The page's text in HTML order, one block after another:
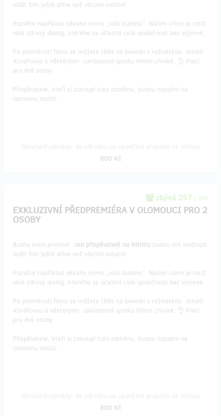
vidět film ještě dříve než všichni ostatní.
Pozvěte například někoho mimo „vaši bublinu“. Našim cílem je totiž
vést zdravý dialog, kterého se účastní celá společnost bez výjimek.
Po promítnutí filmu se můžete těšit na besedu s režisérkou Amálií
Kovářovou a některými zakladateli spolku Milion chvilek. 👌 Platí
pro dvě osoby.
Přispěvatele, kteří si zakoupí tuto odměnu, budou napsáni na
seznamu hostů.
800 Kč
zbývá 257 z 266
EXKLUZIVNÍ PŘEDPREMIÉRA V OLOMOUCI PRO 2
OSOBY
Buďte mezi prvními! Jen přispěvatelé na Hithitu budou mít možnost
vidět film ještě dříve než všichni ostatní.
Pozvěte například někoho mimo „vaši bublinu“. Našim cílem je totiž
vést zdravý dialog, kterého se účastní celá společnost bez výjimek.
Po promítnutí filmu se můžete těšit na besedu s režisérkou Amálií
Kovářovou a některými zakladateli spolku Milion chvilek. 👌 Platí
pro dvě osoby.
Přispěvatele, kteří si zakoupí tuto odměnu, budou napsáni na
seznamu hostů.
800 Kč